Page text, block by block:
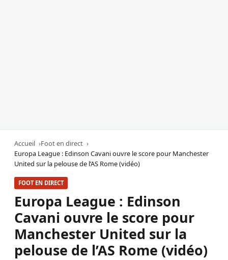
Accueil
Foot en direct
Europa League : Edinson Cavani ouvre le score pour Manchester
United sur la pelouse de l’AS Rome (vidéo)
FOOT EN DIRECT
Europa League : Edinson
Cavani ouvre le score pour
Manchester United sur la
pelouse de l’AS Rome (vidéo)